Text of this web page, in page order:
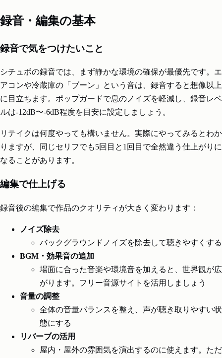
録音・編集の基本
録音で気をつけたいこと
シチュボの録音では、まず静かな環境の確保が最優先です。エ
アコンや冷蔵庫の「ブーン」という音は、録音すると想像以上
に目立ちます。ポップガードで息のノイズを軽減し、録音レベ
ルは-12dB〜-6dB程度を目安に設定しましょう。
リテイクは何度やっても構いません。実際にやってみるとわか
りますが、同じセリフでも5回目と1回目で全然違う仕上がりに
なることがあります。
編集で仕上げる
録音後の編集で作品のクオリティが大きく変わります：
ノイズ除去
バックグラウンドノイズを除去して聴きやすくする
BGM・効果音の追加
場面に合った音楽や環境音を加えると、世界観が広
がります。フリー音源サイトを活用しましょう
音量の調整
全体の音量バランスを整え、声が聴き取りやすい状
態にする
リバーブの活用
屋内・屋外の雰囲気を演出するのに使えます。ただ